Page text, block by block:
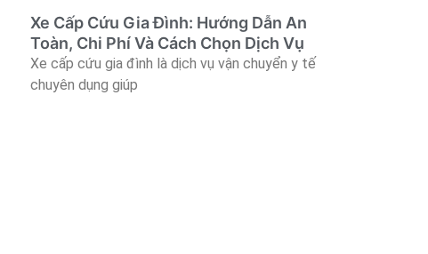
Xe Cấp Cứu Gia Đình: Hướng Dẫn An
Toàn, Chi Phí Và Cách Chọn Dịch Vụ
Xe cấp cứu gia đình là dịch vụ vận chuyển y tế
chuyên dụng giúp